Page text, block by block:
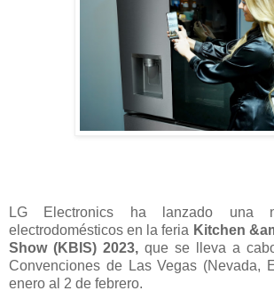
LG Electronics ha lanzado una
electrodomésticos en la feria Kitchen
Show (KBIS) 2023, que se lleva a
Convenciones de Las Vegas (Nevada,
enero al 2 de febrero.